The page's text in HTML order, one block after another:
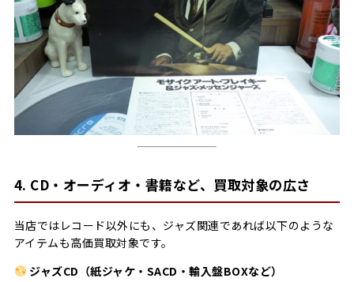
4. CD・オーディオ・書籍など、買取対象の広さ
当店ではレコード以外にも、ジャズ関連であれば以下のような
アイテムも高価買取対象です。
ジャズCD（紙ジャケ・SACD・輸入盤BOXなど）